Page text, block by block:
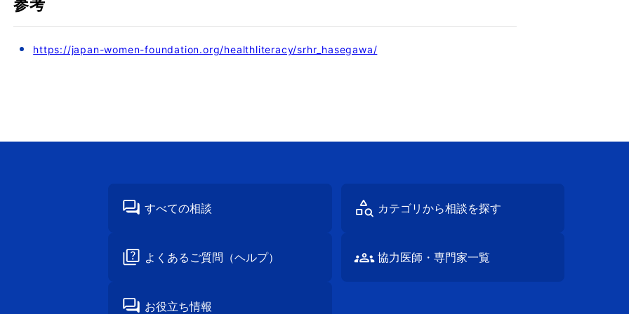
参考
https://japan-women-foundation.org/healthliteracy/srhr_hasegawa/
すべての相談 カテゴリから相談を探す
よくあるご質問 （ヘルプ） 協⼒医師・ 専⾨家⼀覧
お役立ち情報